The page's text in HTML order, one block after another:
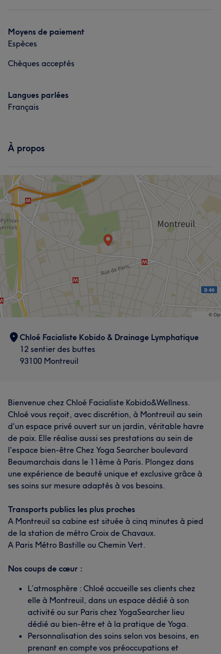
Moyens de paiement
Espèces
Chèques acceptés
Langues parlées
Français
À propos
Chloé Facialiste Kobido & Drainage Lymphatique
12 sentier des buttes
93100 Montreuil
Bienvenue chez Chloé Facialiste Kobido&Wellness.
Chloé vous reçoit, avec discrétion, à Montreuil au sein
d'un espace privé ouvert sur un jardin, véritable havre
de paix. Elle réalise aussi ses prestations au sein de
l'espace bien-être Chez Yoga Searcher boulevard
Beaumarchais dans le 11ème à Paris. Plongez dans
une expérience de beauté unique et exclusive grâce à
ses soins sur mesure adaptés à vos besoins.
Transports publics les plus proches
A Montreuil sa cabine est située à cinq minutes à pied
de la station de métro Croix de Chavaux.
A Paris Métro Bastille ou Chemin Vert.
Nos coups de cœur :
L’atmosphère : Chloé accueille ses clients chez
elle à Montreuil, dans un espace dédié à son
activité ou sur Paris chez YogaSearcher lieu
dédié au bien-être et à la pratique de Yoga.
Personnalisation des soins selon vos besoins, en
prenant en compte vos préoccupations et